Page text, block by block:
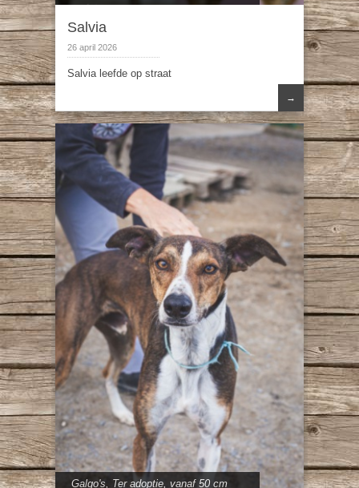
Salvia
26 april 2026
Salvia leefde op straat
→
Galgo's, Ter adoptie, vanaf 50 cm